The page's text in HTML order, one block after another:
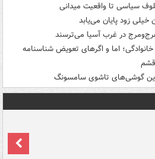
سیاسی تا واقعیت میدانی
زود پایان می‌یابد
در غرب آسیا می‌ترسند
اما و اگرهای تعویض شناسنامه
قشم
گوشی‌های تاشوی سامسونگ